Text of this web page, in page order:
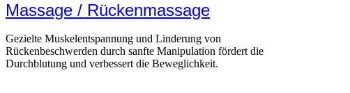
Massage / Rückenmassage
Gezielte Muskelentspannung und Linderung von
Rückenbeschwerden durch sanfte Manipulation fördert die
Durchblutung und verbessert die Beweglichkeit.